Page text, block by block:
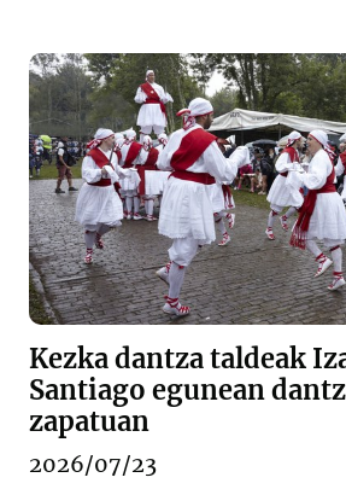
Kezka dantza taldeak
Santiago egunean
zapatuan
2026/07/23